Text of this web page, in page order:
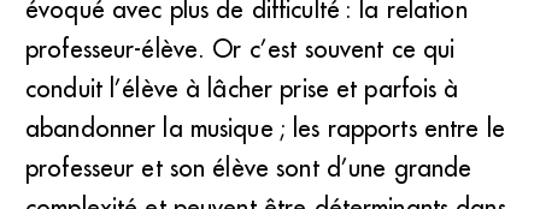
évoqué avec plus de difficulté : la relation
professeur-élève. Or c’est souvent ce qui
conduit l’élève à lâcher prise et parfois à
abandonner la musique ; les rapports entre le
professeur et son élève sont d’une grande